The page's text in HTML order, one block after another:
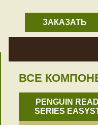
ЗАКАЗАТЬ
ВСЕ
PENGUIN
SERIES